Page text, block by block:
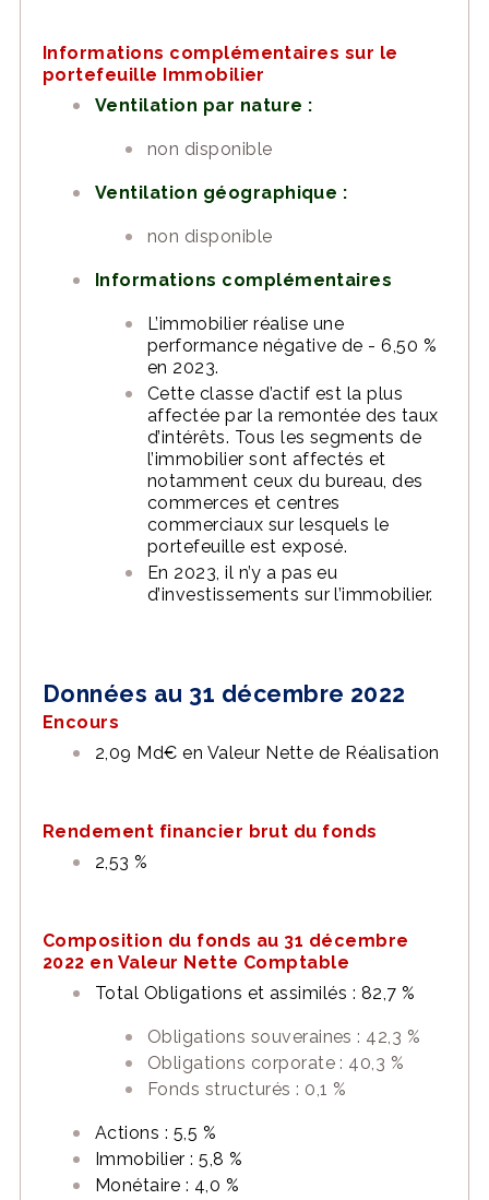
Informations complémentaires sur le
portefeuille Immobilier
Ventilation par nature :
non disponible
Ventilation géographique :
non disponible
Informations complémentaires
L’immobilier réalise une
performance négative de - 6,50 %
en 2023.
Cette classe d’actif est la plus
affectée par la remontée des taux
d’intérêts. Tous les segments de
l’immobilier sont affectés et
notamment ceux du bureau, des
commerces et centres
commerciaux sur lesquels le
portefeuille est exposé.
En 2023, il n’y a pas eu
d’investissements sur l’immobilier.
Données au 31 décembre 2022
Encours
2,09 Md€ en Valeur Nette de Réalisation
Rendement financier brut du fonds
2,53 %
Composition du fonds au 31 décembre
2022 en Valeur Nette Comptable
Total Obligations et assimilés : 82,7 %
Obligations souveraines : 42,3 %
Obligations corporate : 40,3 %
Fonds structurés : 0,1 %
Actions : 5,5 %
Immobilier : 5,8 %
Monétaire : 4,0 %